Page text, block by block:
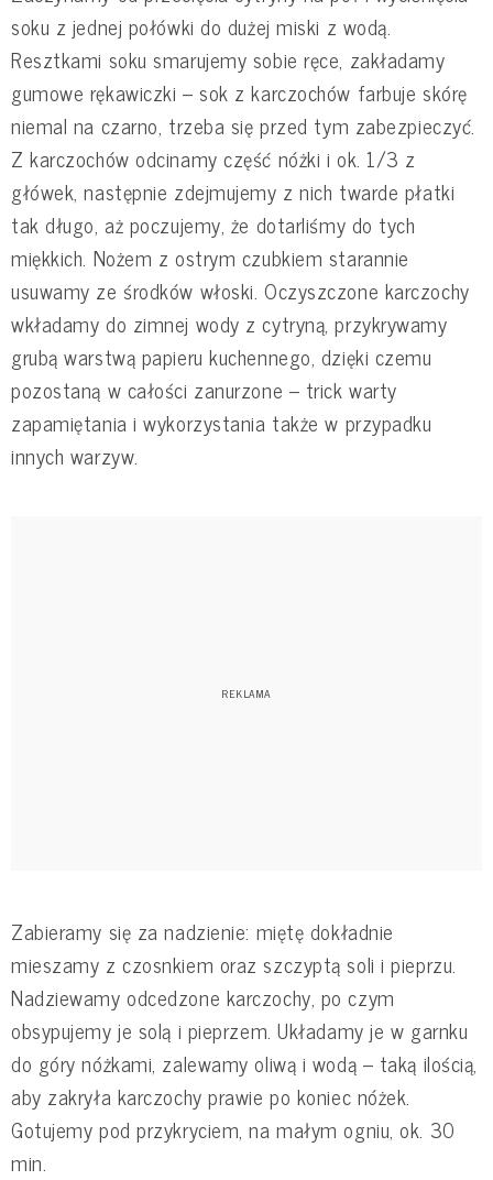
soku z jednej połówki do dużej miski z wodą.
Resztkami soku smarujemy sobie ręce, zakładamy
gumowe rękawiczki – sok z karczochów farbuje skórę
niemal na czarno, trzeba się przed tym zabezpieczyć.
Z karczochów odcinamy część nóżki i ok. 1/3 z
główek, następnie zdejmujemy z nich twarde płatki
tak długo, aż poczujemy, że dotarliśmy do tych
miękkich. Nożem z ostrym czubkiem starannie
usuwamy ze środków włoski. Oczyszczone karczochy
wkładamy do zimnej wody z cytryną, przykrywamy
grubą warstwą papieru kuchennego, dzięki czemu
pozostaną w całości zanurzone – trick warty
zapamiętania i wykorzystania także w przypadku
innych warzyw.
Zabieramy się za nadzienie: miętę dokładnie
mieszamy z czosnkiem oraz szczyptą soli i pieprzu.
Nadziewamy odcedzone karczochy, po czym
obsypujemy je solą i pieprzem. Układamy je w garnku
do góry nóżkami, zalewamy oliwą i wodą – taką ilością,
aby zakryła karczochy prawie po koniec nóżek.
Gotujemy pod przykryciem, na małym ogniu, ok. 30
min.